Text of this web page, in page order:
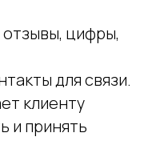
цифры,
для связи.
клиенту
и принять